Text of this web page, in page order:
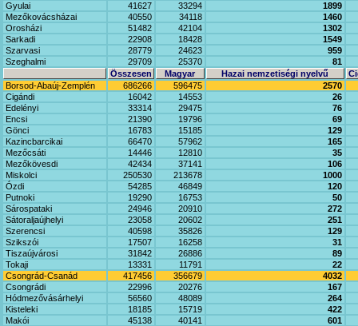
Gyulai
41627 33294
1899
Mezőkovácsházai
40550 34118
1460
Orosházi
51482 42104
1302
Sarkadi
22908 18428
1549
Szarvasi
28779 24623
959
Szeghalmi
29709 25370
81
Összesen
Magyar Hazai nemzetiségi nyelvű
Borsod-Abaúj-Zemplén
686266 596475
2570
Cigándi
16042 14553
26
Edelényi
33314 29475
76
Encsi
21390 19796
69
Gönci
16783 15185
129
Kazincbarcikai
66470 57962
165
Mezőcsáti
14446 12810
35
Mezőkövesdi
42434 37141
106
Miskolci
250530 213678
1000
Ózdi
54285 46849
120
Putnoki
19290 16753
50
Sárospataki
24946 20910
272
Sátoraljaújhelyi
23058 20602
251
Szerencsi
40598 35826
129
Szikszói
17507 16258
31
Tiszaújvárosi
31842 26886
89
Tokaji
13331 11791
22
Csongrád-Csanád
417456 356679
4032
Csongrádi
22996 20276
167
Hódmezővásárhelyi
56560 48089
264
Kisteleki
18185 15719
422
Makói
45138 40141
601